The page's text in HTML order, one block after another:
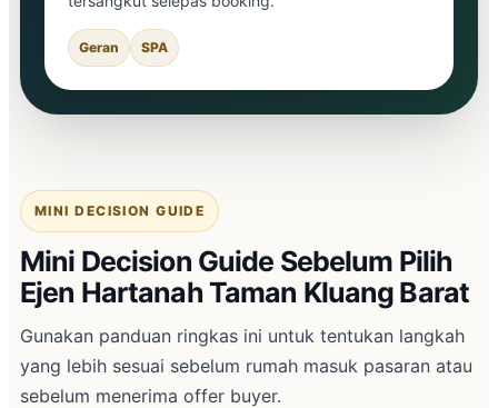
Geran SPA
MINI DECISION GUIDE
Mini Decision Guide Sebelum Pilih
Ejen Hartanah Taman Kluang Barat
Gunakan panduan ringkas ini untuk tentukan langkah
yang lebih sesuai sebelum rumah masuk pasaran atau
sebelum menerima offer buyer.